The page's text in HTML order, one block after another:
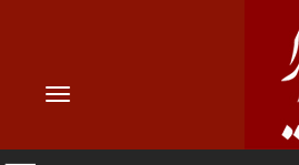
Toggle